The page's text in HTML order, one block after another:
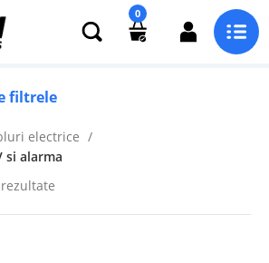
0
filtrele
electrice
si alarma